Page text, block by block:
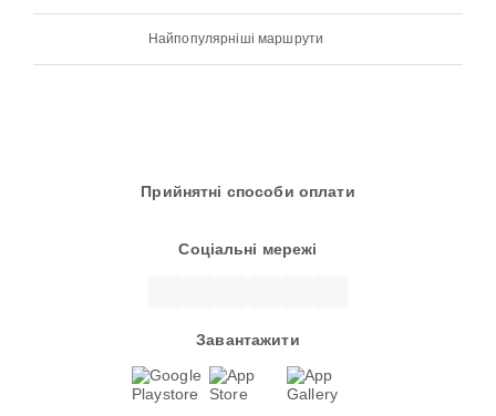
Найпопулярніші маршрути
Прийнятні способи оплати
Соціальні мережі
Завантажити